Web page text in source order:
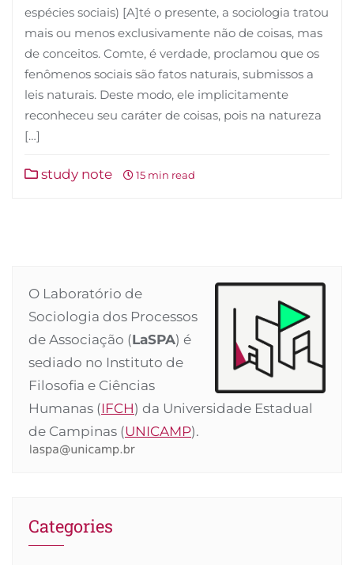
espécies sociais) [A]té o presente, a sociologia tratou
mais ou menos exclusivamente não de coisas, mas
de conceitos. Comte, é verdade, proclamou que os
fenômenos sociais são fatos naturais, submissos a
leis naturais. Deste modo, ele implicitamente
reconheceu seu caráter de coisas, pois na natureza
[…]
study note 15 min read
O Laboratório de
Sociologia dos Processos
de Associação (LaSPA) é
sediado no Instituto de
Filosofia e Ciências
Humanas (IFCH) da Universidade Estadual
de Campinas (UNICAMP).
Categories